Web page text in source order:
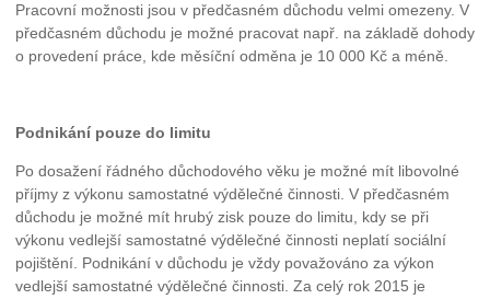
Pracovní možnosti jsou v předčasném důchodu velmi omezeny. V
předčasném důchodu je možné pracovat např. na základě dohody
o provedení práce, kde měsíční odměna je 10 000 Kč a méně.
Podnikání pouze do limitu
Po dosažení řádného důchodového věku je možné mít libovolné
příjmy z výkonu samostatné výdělečné činnosti. V předčasném
důchodu je možné mít hrubý zisk pouze do limitu, kdy se při
výkonu vedlejší samostatné výdělečné činnosti neplatí sociální
pojištění. Podnikání v důchodu je vždy považováno za výkon
vedlejší samostatné výdělečné činnosti. Za celý rok 2015 je